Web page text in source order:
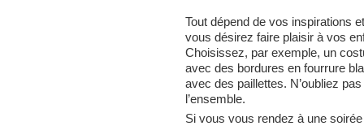
Tout dépend de vos inspirations
vous désirez faire plaisir à vos
Choisissez, par exemple, un
avec des bordures en fourrure
avec des paillettes. N’oubliez pas
l’ensemble.
Si vous vous rendez à une